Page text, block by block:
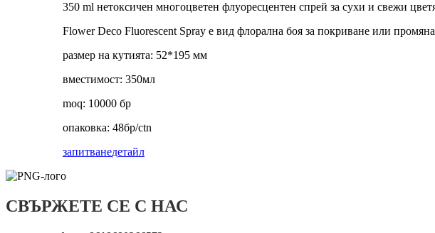
350 ml нетоксичен многоцветен флуоресцентен спрей за сухи и свежи
Flower Deco Fluorescent Spray е вид флорална боя за покриване или
размер на кутията: 52*195 мм
вместимост: 350мл
moq: 10000 бр
опаковка: 48бр/ctn
запитванедетайл
СВЪРЖЕТЕ СЕ С НАС